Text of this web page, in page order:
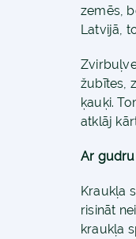
zemēs,
Latvijā,
žubītes,
ķauķi.
atklāj
Ar
Kraukļa
risināt
kraukļa